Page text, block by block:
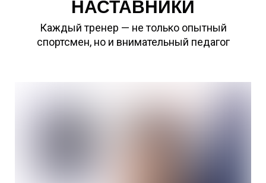
НАСТАВНИКИ
Каждый тренер — не только опытный
спортсмен, но и внимательный педагог